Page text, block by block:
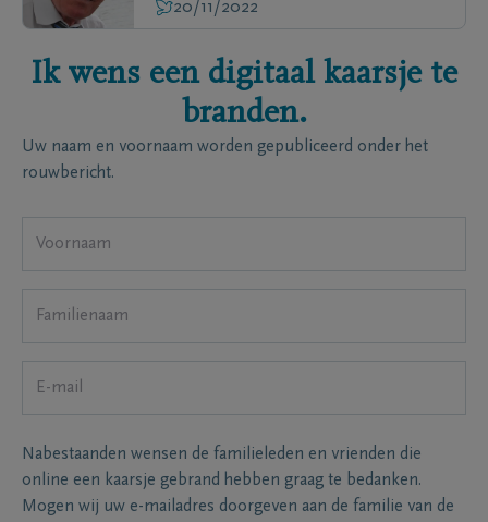
20/11/2022
Ik wens een digitaal kaarsje te
branden.
Uw naam en voornaam worden gepubliceerd onder het
rouwbericht.
Nabestaanden wensen de familieleden en vrienden die
online een kaarsje gebrand hebben graag te bedanken.
Mogen wij uw e-mailadres doorgeven aan de familie van de